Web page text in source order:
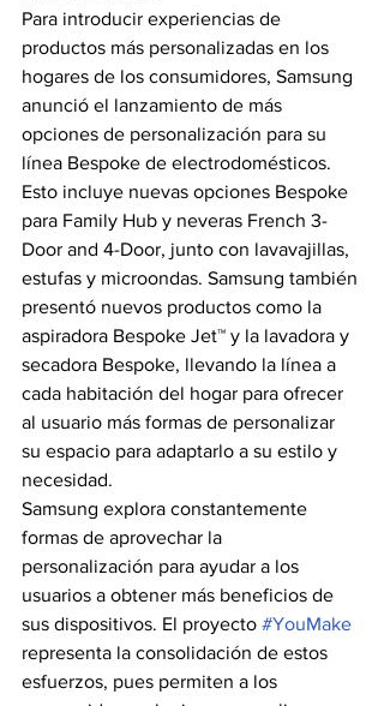
Para introducir experiencias de
productos más personalizadas en los
hogares de los consumidores, Samsung
anunció el lanzamiento de más
opciones de personalización para su
línea Bespoke de electrodomésticos.
Esto incluye nuevas opciones Bespoke
para Family Hub y neveras French 3-
Door and 4-Door, junto con lavavajillas,
estufas y microondas. Samsung también
presentó nuevos productos como la
aspiradora Bespoke Jet™ y la lavadora y
secadora Bespoke, llevando la línea a
cada habitación del hogar para ofrecer
al usuario más formas de personalizar
su espacio para adaptarlo a su estilo y
necesidad.
Samsung explora constantemente
formas de aprovechar la
personalización para ayudar a los
usuarios a obtener más beneficios de
sus dispositivos. El proyecto #YouMake
representa la consolidación de estos
esfuerzos, pues permiten a los